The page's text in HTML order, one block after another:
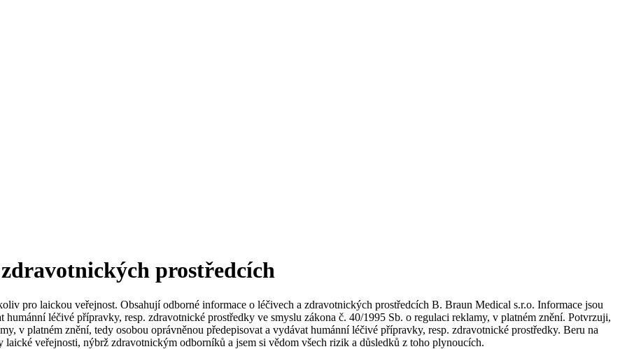
prostředcích
pro laickou veřejnost. Obsahují odborné informace o léčivech a zdravotnických prostředcích B. Braun Medical s.r.o. Informace jsou
léčivé přípravky, resp. zdravotnické prostředky ve smyslu zákona č. 40/1995 Sb. o regulaci reklamy, v platném znění. Potvrzuji,
v platném znění, tedy osobou oprávněnou předepisovat a vydávat humánní léčivé přípravky, resp. zdravotnické prostředky. Beru na
laické veřejnosti, nýbrž zdravotnickým odborníků a jsem si vědom všech rizik a důsledků z toho plynoucích.